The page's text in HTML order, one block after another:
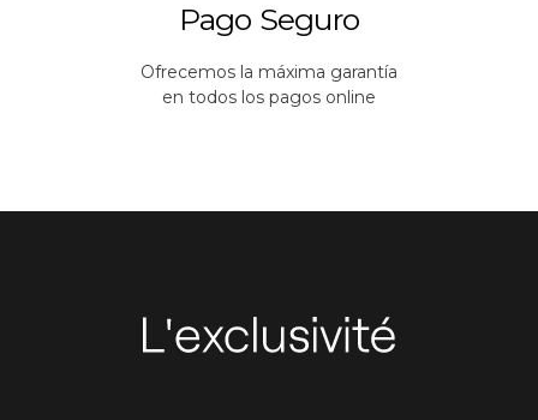
Pago Seguro
Ofrecemos la máxima garantía
en todos los pagos online